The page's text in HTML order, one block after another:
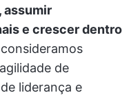
assumir
e crescer dentro
de
liderança e